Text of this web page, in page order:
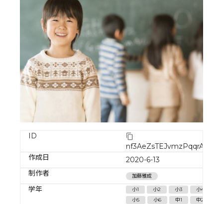
ID
nf3AeZsTEJvmzPqqrAuD
作成日
2020-6-13
制作者
加藤雅成
学年 小1 小2 小3
小4
小5
小6 中1
中2